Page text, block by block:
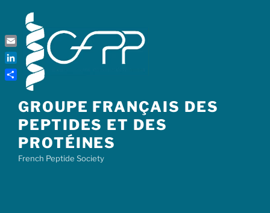
content
GROUPE FRANÇAIS DES
PEPTIDES ET DES
PROTÉINES
French Peptide Society
Email
LinkedIn
Share